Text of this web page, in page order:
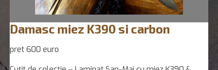
Damasc miez K390 si carbon
pret 600 euro